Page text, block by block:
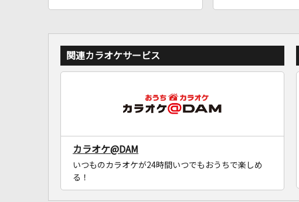
関連カラオケサービス
カラオケ@DAM
いつものカラオケが24時間いつでもおうちで楽しめ
る！